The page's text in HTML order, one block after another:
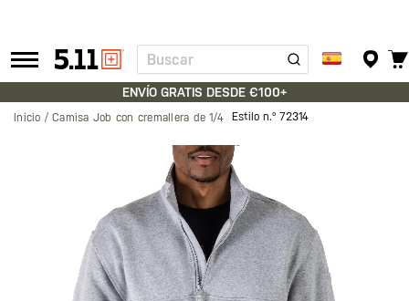
Tactical
Gear
Buscar
ENVÍO GRATIS DESDE €100+
Inicio Camisa Job con cremallera de 1/4 Estilo n.º 72314
imágenes